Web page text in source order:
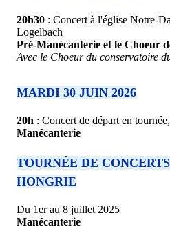
20h30 : Concert à l'église Notre-
Logelbach
Pré-Manécanterie et le Choeur
Avec le Choeur du conservatoire
MARDI 30 JUIN 2026
20h : Concert de départ en
Manécanterie
TOURNÉE DE
HONGRIE
Du 1er au 8 juillet 2025
Manécanterie